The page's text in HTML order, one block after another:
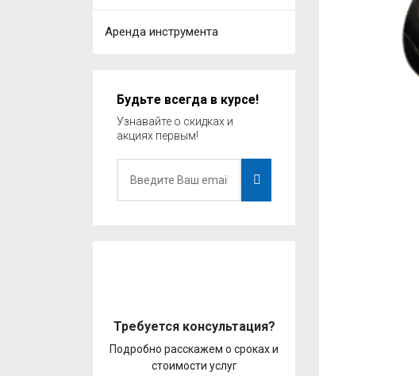
Аренда инструмента
Будьте всегда в курсе!
Узнавайте о скидках и
акциях первым!
Требуется консультация?
Подробно расскажем о сроках и
стоимости услуг